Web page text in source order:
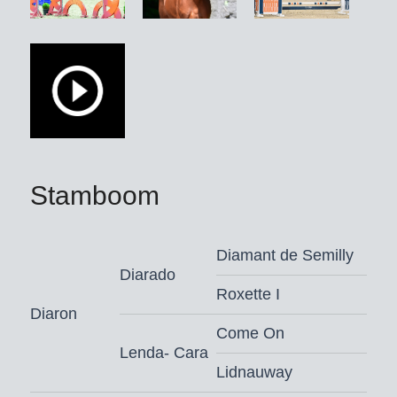
Stühlmeyer, nadat hij eerder onder
springen en in de internationale
Youngster-Tour. Daarvoor behaalde hij
kwalificatie. Daarmee bevestigt deze
verrichtingstest-zege in 2020 in
Adelheidsdorf (9,29).
Diablue PS is de eerste goedgekeurde
De moeder Stakkariella PS, in 2017
Stamboom
Diaron
Diarado
Diamant de Semilly
Roxette I
Lenda- Cara
Come On
Lidnauway